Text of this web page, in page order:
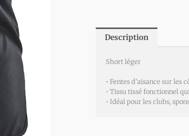
Description
Short léger
• Fentes d’aisance sur
• Tissu tissé fonctionnel
• Idéal pour les clubs,